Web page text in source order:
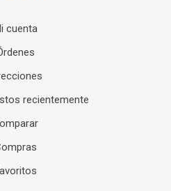
cuenta
recientemente